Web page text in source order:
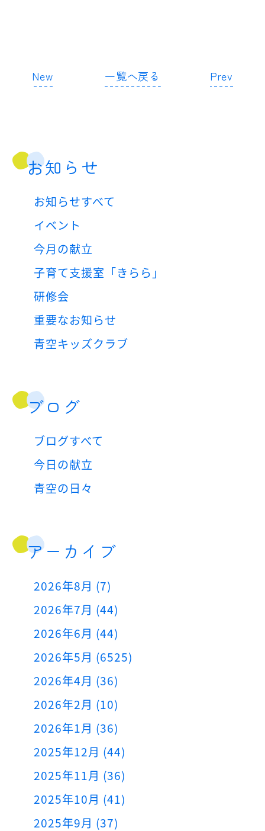
New 一覧へ戻る Prev
お知らせ
お知らせすべて
イベント
今月の献立
子育て支援室「きらら」
研修会
重要なお知らせ
青空キッズクラブ
ブログ
ブログすべて
今日の献立
青空の日々
アーカイブ
2026年8月 (7)
2026年7月 (44)
2026年6月 (44)
2026年5月 (6525)
2026年4月 (36)
2026年2月 (10)
2026年1月 (36)
2025年12月 (44)
2025年11月 (36)
2025年10月 (41)
2025年9月 (37)